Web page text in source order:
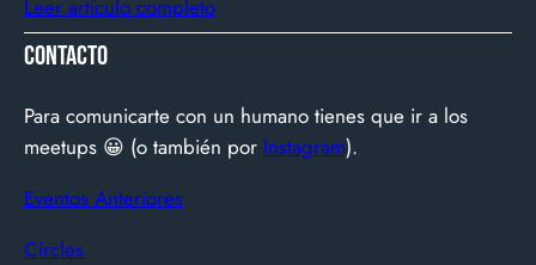
up chilena que está cambiando la manera en que
América Latina ve televisión. ​Zapping nació con una idea
simple y potente: ofrecer una experiencia de TV por
internet fluida, sin decodificadores ni contratos, y hoy
suma más de 600…
Leer artículo completo
Contacto
Para comunicarte con un humano tienes que ir a los
meetups 😀 (o también por Instagram).
Eventos Anteriores
Circles